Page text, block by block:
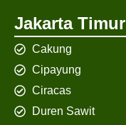
Jakarta Timur
Cakung
Cipayung
Ciracas
Duren Sawit